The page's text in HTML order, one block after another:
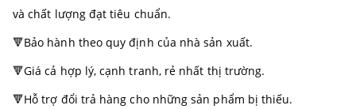
và chất lượng đạt tiêu chuẩn.
🔻Bảo hành theo quy định của nhà sản xuất.
🔻Giá cả hợp lý, cạnh tranh, rẻ nhất thị trường.
🔻Hỗ trợ đổi trả hàng cho những sản phẩm bị thiếu.